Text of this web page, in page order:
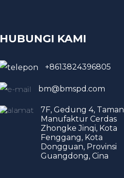
HUBUNGI KAMI
+8613824396805
bm@bmspd.com
7F, Gedung 4, Taman
Manufaktur Cerdas
Zhongke Jinqi, Kota
Fenggang, Kota
Dongguan, Provinsi
Guangdong, Cina